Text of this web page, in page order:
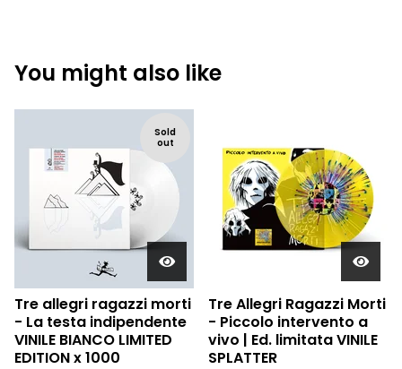
You might also like
Sold
out
Tre allegri ragazzi morti
- La testa indipendente
VINILE BIANCO LIMITED
EDITION x 1000
Tre Allegri Ragazzi Morti
- Piccolo intervento a
vivo | Ed. limitata VINILE
SPLATTER